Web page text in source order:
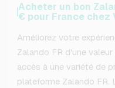
Acheter un bon
€ pour France chez
Améliorez votre
Zalando FR d'une
accès à une variété de
plateforme Zalando FR.